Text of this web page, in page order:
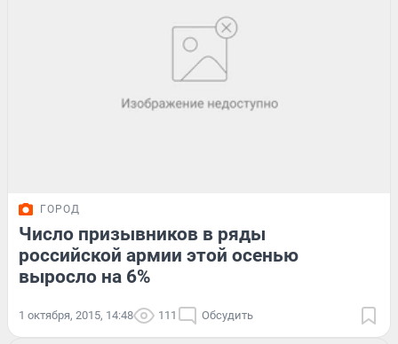
ГОРОД
Число призывников в ряды
российской армии этой осенью
выросло на 6%
1 октября, 2015, 14:48 111 Обсудить